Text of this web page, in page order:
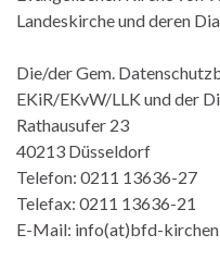
Landeskirche und deren
Die/der Gem.
EKiR/EKvW/LLK und der
Rathausufer 23
40213 Düsseldorf
Telefon: 0211 13636-27
Telefax: 0211 13636-21
E-Mail: info(at)bfd-